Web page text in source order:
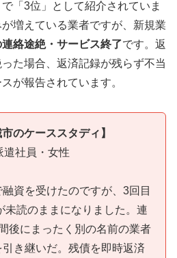
「3位」として紹介されていま
増えている業者ですが、新規業
絡途絶・サービス終了です。返
た場合、返済記録が残らず不当
が報告されています。
のケーススタディ】
遣社員・女性
融資を受けたのですが、3回目
未読のままになりました。連
後にまったく別の名前の業者
き継いだ。残債を即時返済